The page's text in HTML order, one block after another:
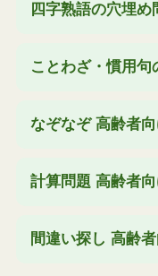
四字熟語の穴埋め
ことわざ・慣用
なぞなぞ 高齢者
計算問題 高齢者
間違い探し 高齢